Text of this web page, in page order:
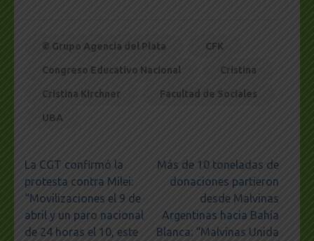
© Grupo Agencia del Plata CFK
Congreso Educativo Nacional Cristina
Cristina Kirchner Facultad de Sociales
UBA
Navegación
de
entradas
La CGT confirmó la
protesta contra Milei:
“Movilizaciones el 9 de
abril y un paro nacional
de 24 horas el 10, este
Más de 10 toneladas de
donaciones partieron
desde Malvinas
Argentinas hacia Bahía
Blanca: “Malvinas Unida